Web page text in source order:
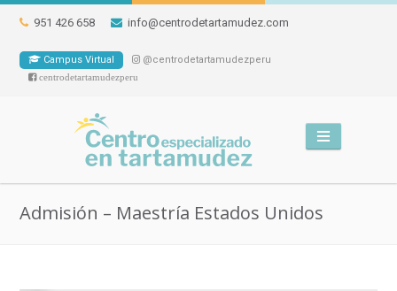
951 426 658 info@centrodetartamudez.com
Campus Virtual @centrodetartamudezperu
centrodetartamudezperu
Admisión – Maestría Estados Unidos